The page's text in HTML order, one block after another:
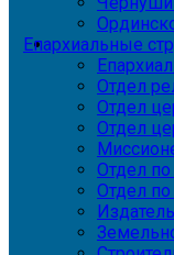
Епархиальные
Отдел
Отдел
Отдел
Отдел
Отдел